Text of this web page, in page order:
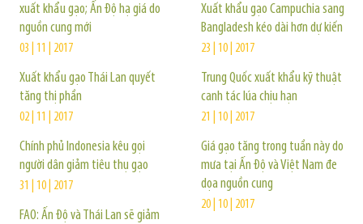
xuất khẩu gạo; Ấn Độ hạ giá do
nguồn cung mới
03 | 11 | 2017
Xuất khẩu gạo Thái Lan quyết
tăng thị phần
02 | 11 | 2017
Chính phủ Indonesia kêu gọi
người dân giảm tiêu thụ gạo
31 | 10 | 2017
FAO: Ấn Độ và Thái Lan sẽ giảm
Xuất khẩu gạo Campuchia sang
Bangladesh kéo dài hơn dự kiến
23 | 10 | 2017
Trung Quốc xuất khẩu kỹ thuật
canh tác lúa chịu hạn
21 | 10 | 2017
Giá gạo tăng trong tuần này do
mưa tại Ấn Độ và Việt Nam đe
dọa nguồn cung
20 | 10 | 2017